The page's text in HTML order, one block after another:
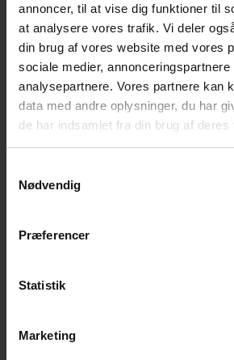
annoncer, til at vise dig funktioner til
at analysere vores trafik. Vi deler
din brug af vores website med vores
sociale medier, annonceringspartnere
analysepartnere. Vores partnere kan
data med andre oplysninger, du har
de har indsamlet fra din brug af
mere omvores cookies
Nødvendig
Præferencer
Statistik
Marketing
Det bliver også lettere at starte
behovet pludselig være 100%
er der ingen grund til at blive
løsninger kan der automatisk
volumen – og du betaler typisk
bruger.